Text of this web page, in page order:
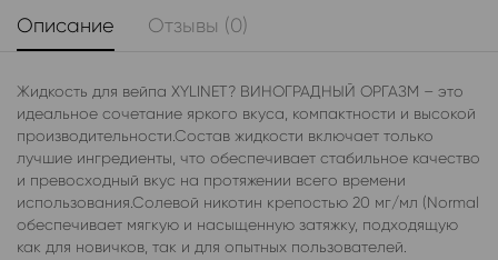
Описание Отзывы (0)
Жидкость для вейпа XYLINET? ВИНОГРАДНЫЙ ОРГАЗМ – это
идеальное сочетание яркого вкуса, компактности и высокой
производительности.Состав жидкости включает только
лучшие ингредиенты, что обеспечивает стабильное качество
и превосходный вкус на протяжении всего времени
использования.Солевой никотин крепостью 20 мг/мл (Normal
обеспечивает мягкую и насыщенную затяжку, подходящую
как для новичков, так и для опытных пользователей.